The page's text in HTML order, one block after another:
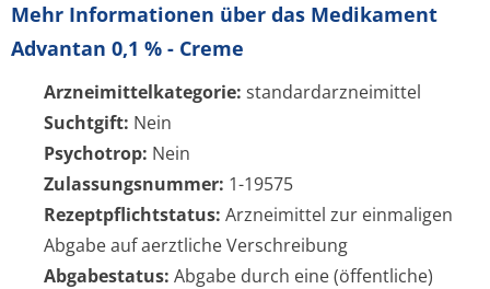
Mehr Informationen über das Medikament
Advantan 0,1 % - Creme
Arzneimittelkategorie: standardarzneimittel
Suchtgift: Nein
Psychotrop: Nein
Zulassungsnummer: 1-19575
Rezeptpflichtstatus: Arzneimittel zur einmaligen
Abgabe auf aerztliche Verschreibung
Abgabestatus: Abgabe durch eine (öffentliche)